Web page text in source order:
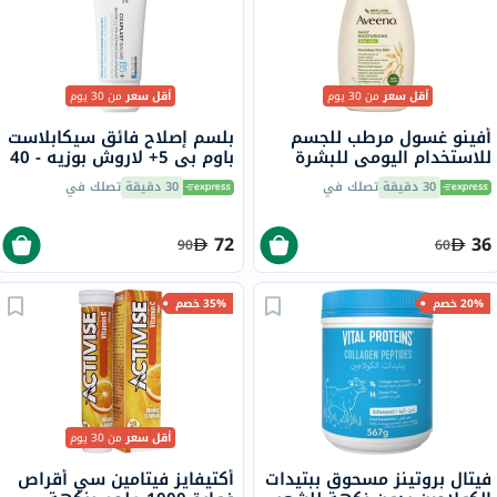
أقل سعرمن 30 يوم
أفينو غسول مرطب للجسم
للاستخدام اليومي للبشرة
العادية إلى الجافة، 500 مل
30 دقيقة تصلك في
36
60
أقل سعرمن 30 يوم
بلسم إصلاح فائق سيكابلاست
باوم بي 5+ لاروش بوزيه - 40
مل 30 دقيقة تصلك في
72
90
20% خصم
فيتال بروتينز مسحوق ببتيدات
35% خصم
أقل سعرمن 30 يوم
أكتيفايز فيتامين سي أقراص